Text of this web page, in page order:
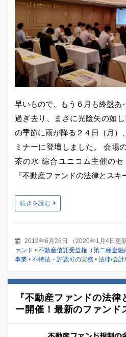
早いもので、もう６月も終盤あ
過ぎ去り、まさに光陰矢の如
の季節に雨が降る２４日（月）
ミナーに登壇しました。 会場
茶の水 綜合ユニコム主催の
『不動産ファンドの法律とスキ
続きを読む
2019年6月26日 （2020年1月4日更
ァンド • 不動産信託受益権（第二種金融
事業 • 不特法・許認可の実務 • 法律/会
『不動産ファンドの法
ー開催！最新のファン